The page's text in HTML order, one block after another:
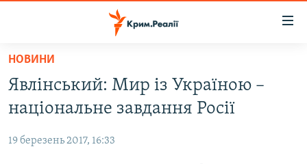
Перейти
основного
матеріалу
до
ПОЛІТИКА
НОВИНИ
Явлінський: Мир із Україною –
національне завдання Росії
19 березень 2017, 16:33